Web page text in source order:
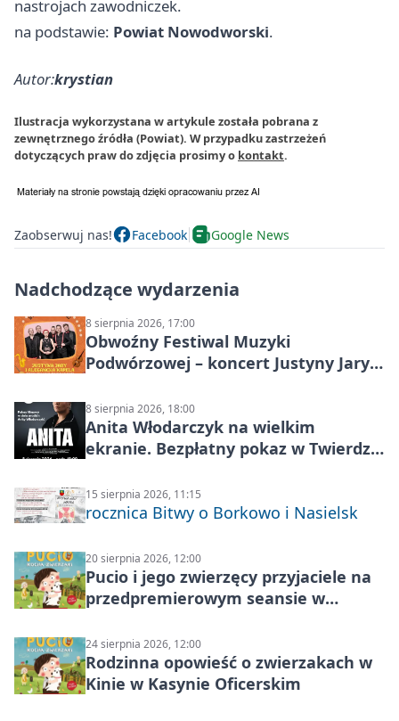
nastrojach zawodniczek.
na podstawie: Powiat Nowodworski.
Autor:krystian
Ilustracja wykorzystana w artykule została pobrana z
zewnętrznego źródła (Powiat). W przypadku zastrzeżeń
dotyczących praw do zdjęcia prosimy o kontakt.
Zaobserwuj nas! Facebook Google News
Nadchodzące wydarzenia
8 sierpnia 2026, 17:00
Obwoźny Festiwal Muzyki
Podwórzowej – koncert Justyny Jary i
8 sierpnia 2026, 18:00
Anita Włodarczyk na wielkim
ekranie. Bezpłatny pokaz w Twierdzy
15 sierpnia 2026, 11:15
rocznica Bitwy o Borkowo i Nasielsk
20 sierpnia 2026, 12:00
Pucio i jego zwierzęcy przyjaciele na
przedpremierowym seansie w
24 sierpnia 2026, 12:00
Rodzinna opowieść o zwierzakach w
Kinie w Kasynie Oficerskim